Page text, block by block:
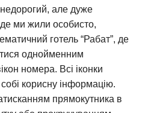
недорогий, але дуже
ми жили особисто,
готель “Рабат”, де
однойменним
номера. Всі іконки
собі корисну інформацію.
прямокутника в